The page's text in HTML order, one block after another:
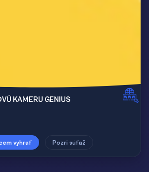
KAMERU GENIUS
vyhrať Pozri súťaž